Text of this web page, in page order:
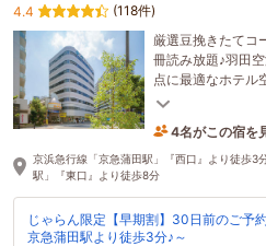
4.4
(118件)
厳選豆挽きたてコ
冊読み放題♪羽田
点に最適なホテル
ごす心地よいひと
4名がこの宿を
たった今予約さ
京浜急行線「京急蒲田駅」『西口』より徒歩3
駅」『東口』より徒歩8分
じゃらん限定【早期割】30日前のご予
京急蒲田駅より徒歩3分♪～